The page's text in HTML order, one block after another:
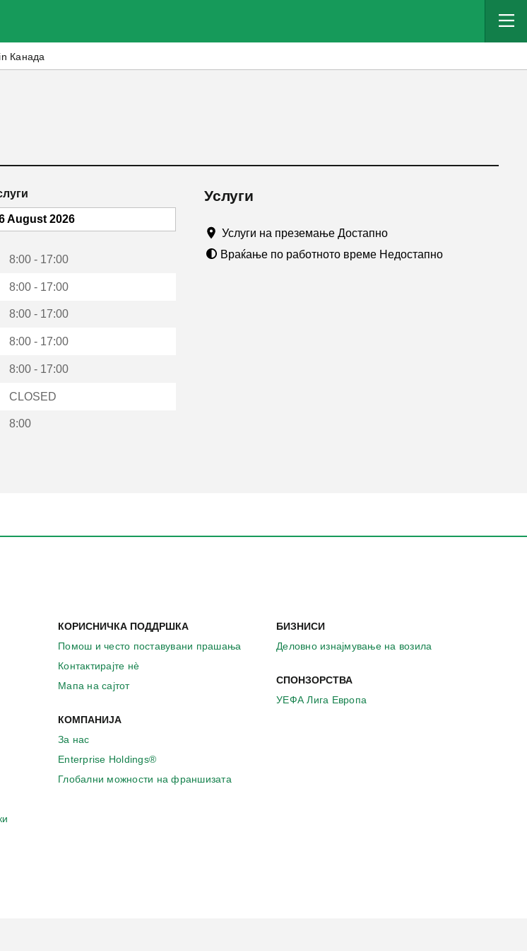
Канада
August 2026
8:00 - 17:00
8:00 - 17:00
8:00 - 17:00
8:00 - 17:00
8:00 - 17:00
CLOSED
8:00
Услуги
Услуги на преземање Достапно
Враќање по работното време Недостапно
КОРИСНИЧКА ПОДДРШКА
Помош и често поставувани прашања
Контактирајте нѐ
Мапа на сајтот
КОМПАНИЈА
За нас
Enterprise Holdings®
Глобални можности на франшизата
БИЗНИСИ
Деловно изнајмување на возила
СПОНЗОРСТВА
УЕФА Лига Европа